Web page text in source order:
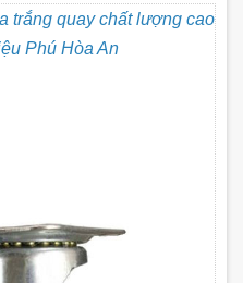
trắng quay chất lượng cao
Phú Hòa An